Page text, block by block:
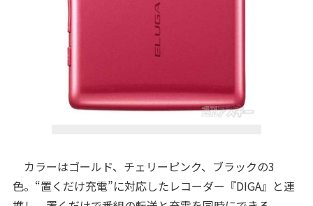
カラーはゴールド、チェリーピンク、ブラックの3
色。“置くだけ充電”に対応したレコーダー『DIGA』と連